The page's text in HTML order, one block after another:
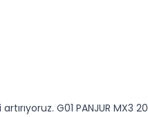
G01 PANJUR MX3